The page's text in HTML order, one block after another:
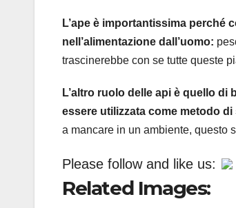
L’ape è importantissima perché
nell’alimentazione dall’uomo:
trascinerebbe con se tutte queste
L’altro ruolo delle api è quello
essere utilizzata come metodo
a mancare in un ambiente, questo
Please follow and like us:
Related Images: